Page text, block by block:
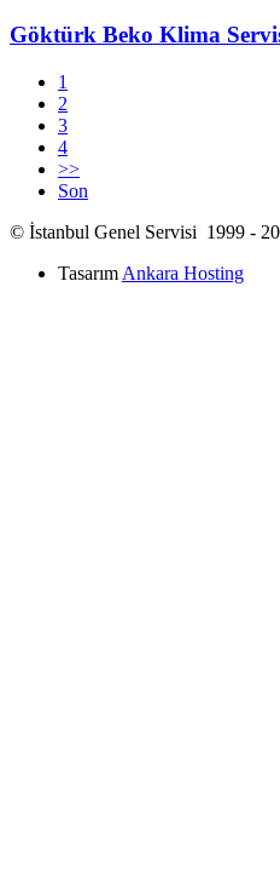
Göktürk Beko Klima
1
2
3
4
>>
Son
© İstanbul Genel Servisi 1999 -
Tasarım Ankara Hosting